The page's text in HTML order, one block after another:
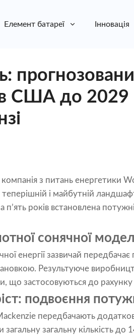
Елемент батареї Інновація
США до 2029
компанія з питань енергетики
і майбутній
п’ять років встановлена
сонячної
енергії зазвичай передбачає
Результуюче
що застосовуються до
подвоєння
передбачають
загальну кількість